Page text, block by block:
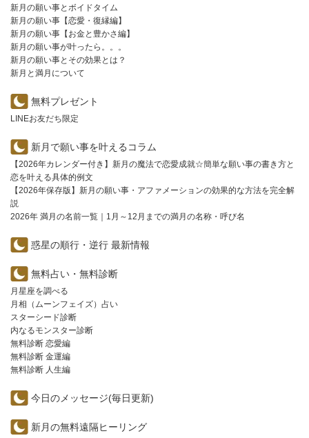
新月の願い事とボイドタイム
新月の願い事【恋愛・復縁編】
新月の願い事【お金と豊かさ編】
新月の願い事が叶ったら。。。
新月の願い事とその効果とは？
新月と満月について
無料プレゼント
LINEお友だち限定
新月で願い事を叶えるコラム
【2026年カレンダー付き】新月の魔法で恋愛成就☆簡単な願い事の書き方と
恋を叶える具体的例文
【2026年保存版】新月の願い事・アファメーションの効果的な方法を完全解
説
2026年 満月の名前一覧｜1月～12月までの満月の名称・呼び名
惑星の順行・逆行 最新情報
無料占い・無料診断
月星座を調べる
月相（ムーンフェイズ）占い
スターシード診断
内なるモンスター診断
無料診断 恋愛編
無料診断 金運編
無料診断 人生編
今日のメッセージ(毎日更新)
新月の無料遠隔ヒーリング